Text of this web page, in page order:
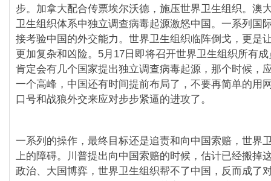
步。加拿大配合传票埃尔沃德，施压世界卫生组织。澳
卫生组织体系中独立调查病毒起源激怒中国。一系列国
接考验中国的外交能力。世界卫生组织临阵倒戈，更是
更加复杂和凶险。5月17日即将召开世界卫生组织所有
肯定会有几个国家提出独立调查病毒起源，那个时候，
一个高峰，中国还有时间提前布局了，不要再简单的用
口号和战狼外交来应对步步紧逼的进攻了。
一系列的操作，最终目标还是追责和向中国索赔，世界
上的障碍。川普提出向中国索赔的时候，估计已经搬掉
政治、大国博弈，世界卫生组织帮不了中国，反而成了